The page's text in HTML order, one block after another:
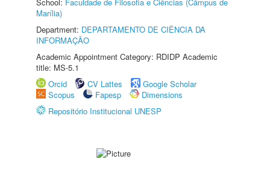
Marília)
Department: DEPARTAMENTO DE CIÊNCIA DA
INFORMAÇÃO
Academic Appointment Category: RDIDP Academic
title: MS-5.1
Orcid
CV Lattes
Google Scholar
Scopus
Fapesp
Dimensions
Repositório Institucional UNESP